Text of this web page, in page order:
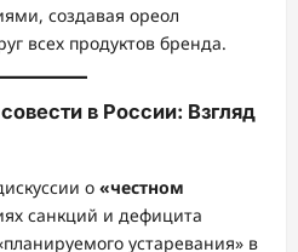
создавая ореол
всех продуктов бренда.
в России: Взгляд
о «честном
санкций и дефицита
устаревания» в